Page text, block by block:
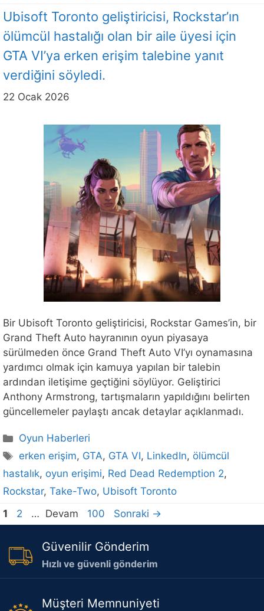
Ubisoft Toronto geliştiricisi, Rockstar’ın
ölümcül hastalığı olan bir aile üyesi için
GTA VI’ya erken erişim talebine yanıt
verdiğini söyledi.
22 Ocak 2026
Bir Ubisoft Toronto geliştiricisi, Rockstar Games’in, bir
Grand Theft Auto hayranının oyun piyasaya
sürülmeden önce Grand Theft Auto VI’yı oynamasına
yardımcı olmak için kamuya yapılan bir talebin
ardından iletişime geçtiğini söylüyor. Geliştirici
Anthony Armstrong, tartışmaların yapıldığını belirten
güncellemeler paylaştı ancak detaylar açıklanmadı.
Kategoriler
Oyun Haberleri
Etiketler
erken erişim, GTA, GTA VI, LinkedIn, ölümcül
hastalık, oyun erişimi, Red Dead Redemption 2,
Rockstar, Take-Two, Ubisoft Toronto
Sayfa
1 Sayfa
2 … Devam Sayfa
100 Sonraki →
Güvenilir Gönderim
Hızlı ve güvenli gönderim
Müşteri Memnuniyeti